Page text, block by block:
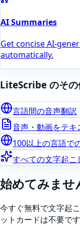
AI Summaries
Get concise AI-
automatically.
LiteScribe のその
言語間の音声翻訳
音声・動画をテキ
100以上の言語で
すべての文字起こ
始めてみませ
今すぐ無料で文字起
ットカードは不要です